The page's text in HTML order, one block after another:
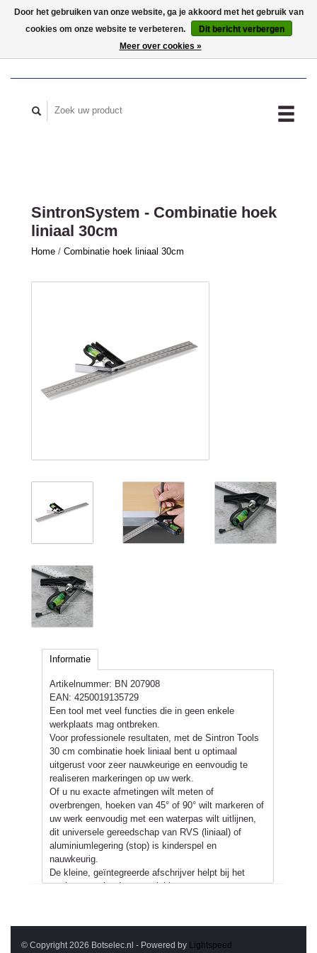
MIJN ACCOUNT
SintronSystem - Combinatie hoek
liniaal 30cm
Home / Combinatie hoek liniaal 30cm
Informatie
Artikelnummer: BN 207908
EAN: 4250019135729
Een tool met veel functies die in geen enkele
werkplaats mag ontbreken.
Voor professionele resultaten, met de Sintron Tools
30 cm combinatie hoek liniaal bent u optimaal
uitgerust voor zeer nauwkeurige en eenvoudig te
realiseren markeringen op uw werk.
Of u nu exacte afmetingen wilt meten of
overbrengen, hoeken van 45° of 90° wilt markeren of
uw werk eenvoudig met een waterpas wilt uitlijnen,
dit universele gereedschap van RVS (liniaal) of
aluminiumlegering (stop) is kinderspel en
nauwkeurig.
De kleine, geïntegreerde afschrijver helpt bij het
markeren op harde oppervlakken.
Afmetingen L x B x H ca. 305 x 14 x 110 mm.
© Copyright 2026 Botselec.nl - Powered by Lightspeed
Door het gebruiken van onze website, ga je akkoord met het gebruik van
cookies om onze website te verbeteren.
Dit bericht verbergen
Meer over cookies »